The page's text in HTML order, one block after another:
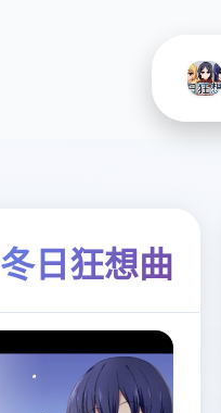
冬日狂想曲